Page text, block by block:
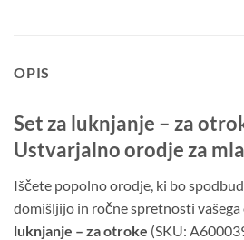
OPIS
Set za luknjanje – za
Ustvarjalno orodje za
Iščete popolno orodje, ki bo
domišljijo in ročne spretnosti vašega
luknjanje – za otroke (SKU: